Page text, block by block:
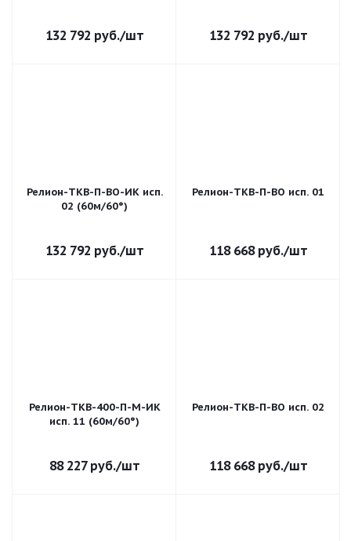
132 792 руб./шт 132 792 руб./шт
Релион-ТКВ-П-ВО-ИК исп.
02 (60м/60°)
132 792 руб./шт
Релион-ТКВ-П-ВО исп. 01
118 668руб./шт
Релион-ТКВ-400-П-М-ИК
исп. 11 (60м/60°)
88 227руб./шт
Релион-ТКВ-П-ВО исп. 02
118 668руб./шт